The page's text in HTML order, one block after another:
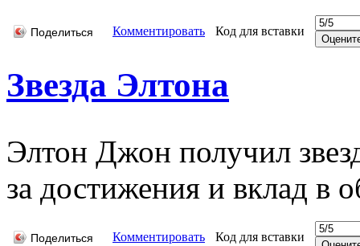
Поделиться Комментировать Код для вставки
Звезда Элтона
Элтон Джон получил
за достижения и вклад в
Поделиться Комментировать Код для вставки